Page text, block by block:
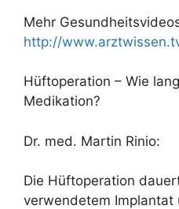
Mehr
http://
Hüftoperation – Wie
Medikation?
Dr. med. Martin Rinio:
Die Hüftoperation
verwendetem Implantat